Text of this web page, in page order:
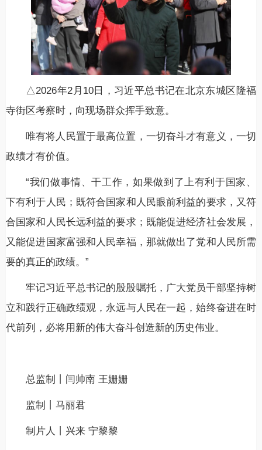
△2026年2月10日，习近平总书记在北京东城区隆福
寺街区考察时，向现场群众挥手致意。
唯有将人民置于最高位置，一切奋斗才有意义，一切
政绩才有价值。
“我们做事情、干工作，如果做到了上有利于国家、
下有利于人民；既符合国家和人民眼前利益的要求，又符
合国家和人民长远利益的要求；既能促进经济社会发展，
又能促进国家富强和人民幸福，那就做出了党和人民所需
要的真正的政绩。”
牢记习近平总书记的殷殷嘱托，广大党员干部坚持树
立和践行正确政绩观，永远与人民在一起，始终奋进在时
代前列，必将用新的伟大奋斗创造新的历史伟业。
总监制丨闫帅南 王姗姗
监制丨马丽君
制片人丨兴来 宁黎黎